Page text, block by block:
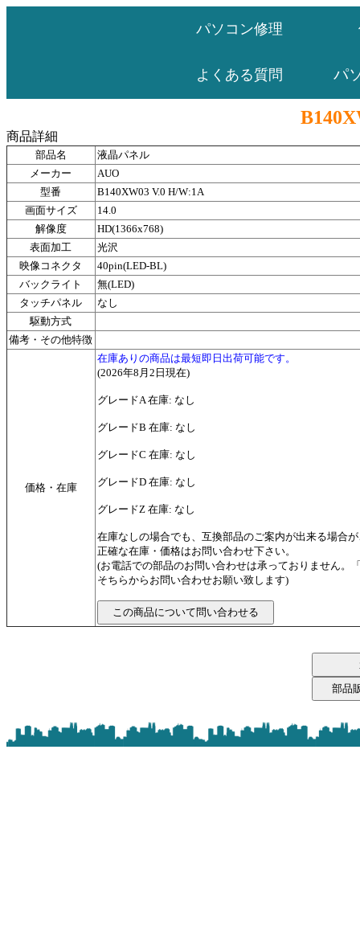
パソコン修理
よくある質問 パ
商品詳細
部品名
液晶パネル
メーカー
AUO
型番
B140XW03 V.0 H/W:1A
画面サイズ
14.0
解像度
HD(1366x768)
表面加工
光沢
映像コネクタ
40pin(LED-BL)
バックライト
無(LED)
タッチパネル
なし
駆動方式
備考・その他特徴
価格・在庫
在庫ありの商品は最短即日出荷可能です。
(2026年8月2日現在)
グレードA 在庫: なし
グレードB 在庫: なし
グレードC 在庫: なし
グレードD 在庫: なし
グレードZ 在庫: なし
在庫なしの場合でも、互換部品のご案内が出来る場合
正確な在庫・価格はお問い合わせ下さい。
(お電話での部品のお問い合わせは承っておりません。
そちらからお問い合わせお願い致します)